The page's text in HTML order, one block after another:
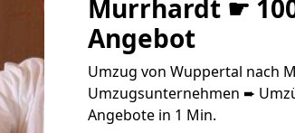
Murrhardt ☛
Angebot
Umzug von Wuppertal nach
Umzugsunternehmen ➨
Angebote in 1 Min.